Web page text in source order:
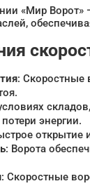
«Мир Ворот»
: Скоростные
энергии.
открытие
: Ворота
: Скоростные